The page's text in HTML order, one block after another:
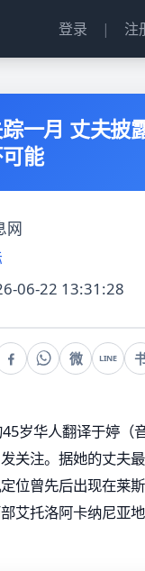
登录 | 注
一月 丈夫披
能
网
06-22 13:31:28
微 LINE
岁华人翻译于婷（
关注。据她的丈夫
位曾先后出现在莱
艾托洛阿卡纳尼亚